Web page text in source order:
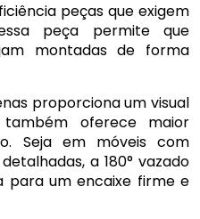
peças que exigem
peça permite que
montadas de forma
proporciona um visual
oferece maior
Seja em móveis com
a 180° vazado
para um encaixe firme e